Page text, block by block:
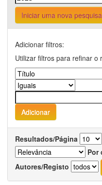
Iniciar uma nova pesquisa
Adicionar filtros:
Utilizar filtros para refinar o
Resultados/Página
Por
Autores/Registo